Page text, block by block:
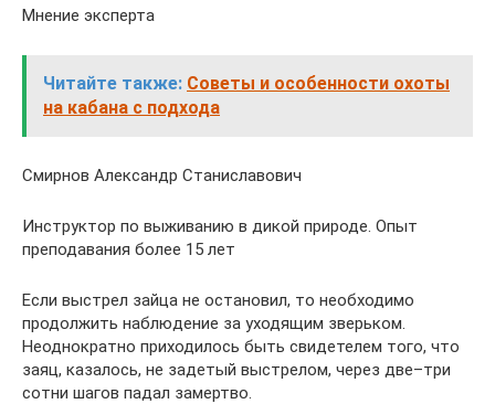
Мнение эксперта
Читайте также: Советы и особенности охоты
на кабана с подхода
Смирнов Александр Станиславович
Инструктор по выживанию в дикой природе. Опыт
преподавания более 15 лет
Если выстрел зайца не остановил, то необходимо
продолжить наблюдение за уходящим зверьком.
Неоднократно приходилось быть свидетелем того, что
заяц, казалось, не задетый выстрелом, через две–три
сотни шагов падал замертво.